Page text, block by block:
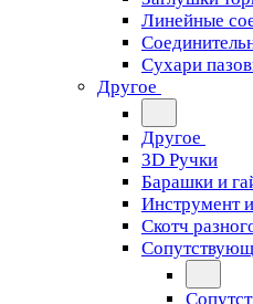
Линейные
Сухари
Другое
Другое
3D Ручки
Барашки и
Инструмент
Скотч